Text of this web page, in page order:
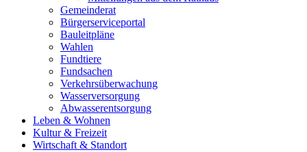
Gemeinderat
Bürgerserviceportal
Bauleitpläne
Wahlen
Fundtiere
Fundsachen
Verkehrsüberwachung
Wasserversorgung
Abwasserentsorgung
Leben & Wohnen
Kultur & Freizeit
Wirtschaft & Standort